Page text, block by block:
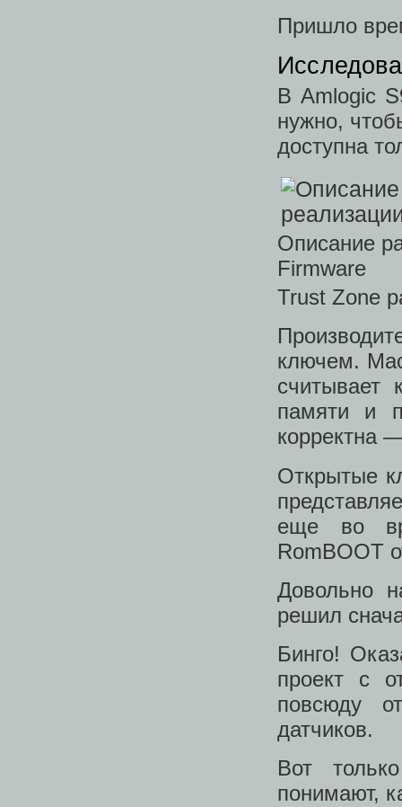
Пришло
В Amlogic
нужно,
доступна
Описание
Firmware
Trust Zone
ключем.
считывает
памяти и
корректна
Открытые
еще во
RomBOOT
Довольно
решил
Бинго!
проект с
повсюду
датчиков.
Вот
понимают,